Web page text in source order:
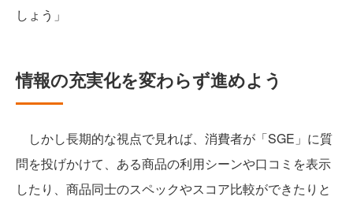
しょう」
情報の充実化を変わらず進めよう
しかし長期的な視点で見れば、消費者が「SGE」に質
問を投げかけて、ある商品の利用シーンや口コミを表示
したり、商品同士のスペックやスコア比較ができたりと